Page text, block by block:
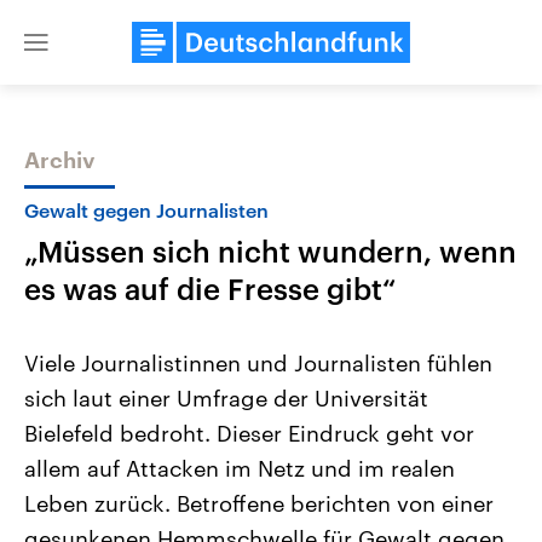
Close
Themen
Landtagswahl Sachsen-Anhalt
2026
Alle Informationen
Sachsen-Anhalt wählt am 6.
September 2026 einen neuen
Landtag. Seit 2021 wird das
Bundesland von einer Koalition aus
USA
Aktuelle Beiträge,
Hintergründe
Wirtschaftlich und
gehören die Vereinigten
den mächtigsten Ländern
mit großem Einfluss auf
Archiv
Gewalt gegen Journalisten
„Müssen sich nicht wundern, wenn
es was auf die Fresse gibt“
Viele Journalistinnen und Journalisten fühlen
sich laut einer Umfrage der Universität
Bielefeld bedroht. Dieser Eindruck geht vor
allem auf Attacken im Netz und im realen
Leben zurück. Betroffene berichten von einer